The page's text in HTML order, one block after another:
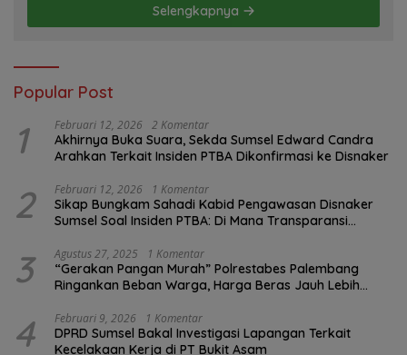
Selengkapnya
Popular Post
1 Februari 12, 2026 2 Komentar
Akhirnya Buka Suara, Sekda Sumsel Edward Candra
Arahkan Terkait Insiden PTBA Dikonfirmasi ke Disnaker
2 Februari 12, 2026 1 Komentar
Sikap Bungkam Sahadi Kabid Pengawasan Disnaker
Sumsel Soal Insiden PTBA: Di Mana Transparansi
3 Agustus 27, 2025 1 Komentar
“Gerakan Pangan Murah” Polrestabes Palembang
Ringankan Beban Warga, Harga Beras Jauh Lebih
4 Februari 9, 2026 1 Komentar
DPRD Sumsel Bakal Investigasi Lapangan Terkait
Kecelakaan Kerja di PT Bukit Asam